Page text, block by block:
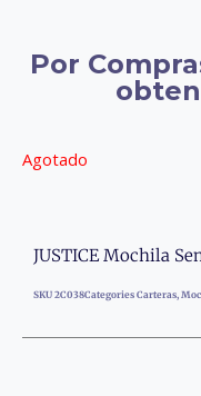
Por
Agotado
JUSTICE Mochila
SKU 2C038Categories Carteras,